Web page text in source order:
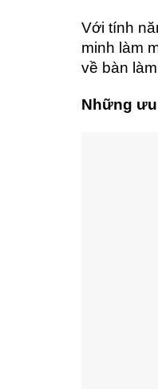
Với tính
minh làm
về bàn
Những